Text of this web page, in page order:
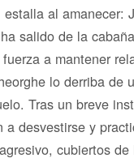
al amanecer:
salido de la
a mantener
lo derriba de
Tras un breve
a desvestirse y
cubiertos de